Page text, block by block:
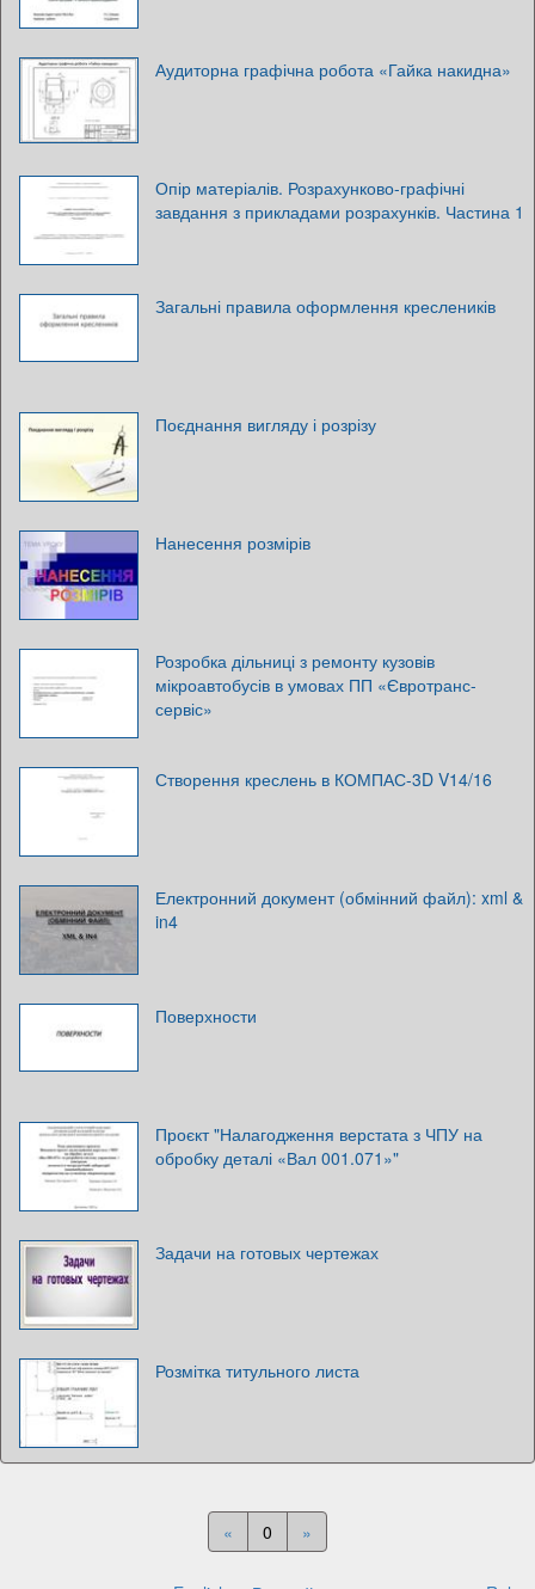
Аудиторна графічна робота «Гайка накидна»
Опір матеріалів. Розрахунково-графічні
завдання з прикладами розрахунків. Частина 1
Загальні правила оформлення креслеників
Поєднання вигляду і розрізу
Нанесення розмірів
Розробка дільниці з ремонту кузовів
мікроавтобусів в умовах ПП «Євротранс-
сервіс»
Створення креслень в КОМПАС-3D V14/16
Електронний документ (обмінний файл): xml &
in4
Поверхности
Проєкт "Налагодження верстата з ЧПУ на
обробку деталі «Вал 001.071»"
Задачи на готовых чертежах
Розмітка титульного листа
« 0 »